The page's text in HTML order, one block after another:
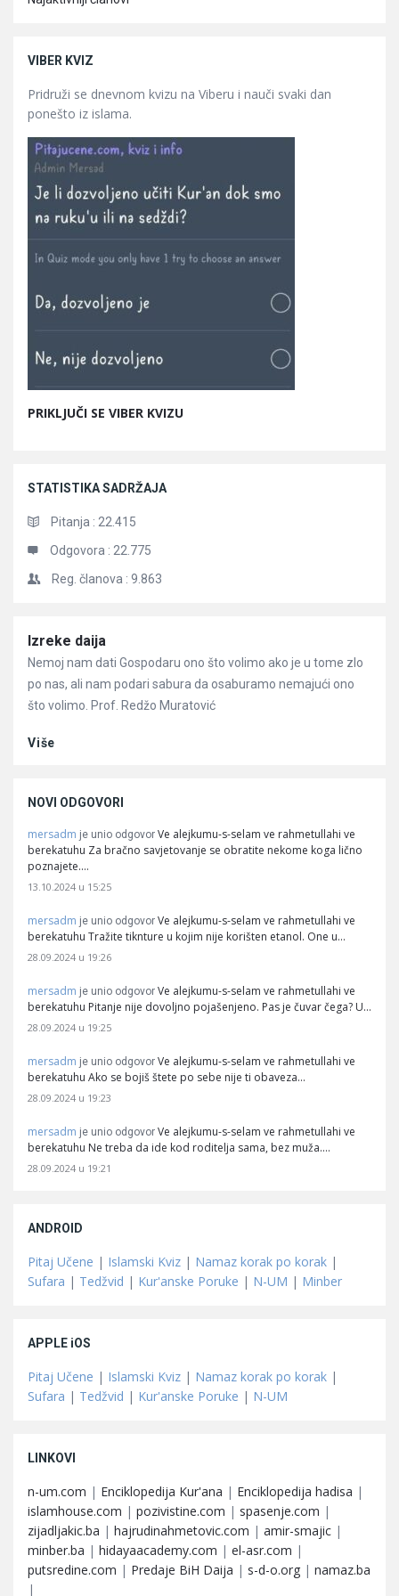
VIBER KVIZ
Pridruži se dnevnom kvizu na Viberu i nauči svaki dan
ponešto iz islama.
PRIKLJUČI SE VIBER KVIZU
STATISTIKA SADRŽAJA
Pitanja : 22.415
Odgovora : 22.775
Reg. članova : 9.863
Članci
Izreke daija
Nemoj nam dati Gospodaru ono što volimo ako je u tome zlo
po nas, ali nam podari sabura da osaburamo nemajući ono
što volimo. Prof. Redžo Muratović
Više
NOVI ODGOVORI
mersadm je unio odgovor Ve alejkumu-s-selam ve rahmetullahi ve
berekatuhu Za bračno savjetovanje se obratite nekome koga lično
poznajete.…
13.10.2024 u 15:25
mersadm je unio odgovor Ve alejkumu-s-selam ve rahmetullahi ve
berekatuhu Tražite tiknture u kojim nije korišten etanol. One u…
28.09.2024 u 19:26
mersadm je unio odgovor Ve alejkumu-s-selam ve rahmetullahi ve
berekatuhu Pitanje nije dovoljno pojašenjeno. Pas je čuvar čega? U…
28.09.2024 u 19:25
mersadm je unio odgovor Ve alejkumu-s-selam ve rahmetullahi ve
berekatuhu Ako se bojiš štete po sebe nije ti obaveza…
28.09.2024 u 19:23
mersadm je unio odgovor Ve alejkumu-s-selam ve rahmetullahi ve
berekatuhu Ne treba da ide kod roditelja sama, bez muža.…
28.09.2024 u 19:21
ANDROID
Pitaj Učene | Islamski Kviz | Namaz korak po korak |
Sufara | Tedžvid | Kur'anske Poruke | N-UM | Minber
APPLE iOS
Pitaj Učene | Islamski Kviz | Namaz korak po korak |
Sufara | Tedžvid | Kur'anske Poruke | N-UM
LINKOVI
n-um.com | Enciklopedija Kur'ana | Enciklopedija hadisa |
islamhouse.com | pozivistine.com | spasenje.com |
zijadljakic.ba | hajrudinahmetovic.com | amir-smajic |
minber.ba | hidayaacademy.com | el-asr.com |
putsredine.com | Predaje BiH Daija | s-d-o.org | namaz.ba
|